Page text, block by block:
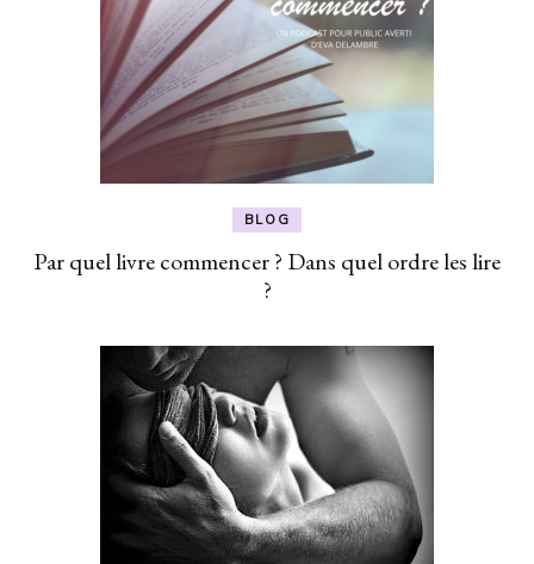
BLOG
Par quel livre commencer ? Dans quel ordre les lire
?